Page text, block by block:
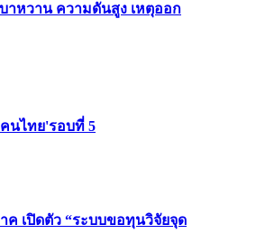
บาหวาน ความดันสูง เหตุออก
นไทย'รอบที่ 5
ค เปิดตัว “ระบบขอทุนวิจัยจุด